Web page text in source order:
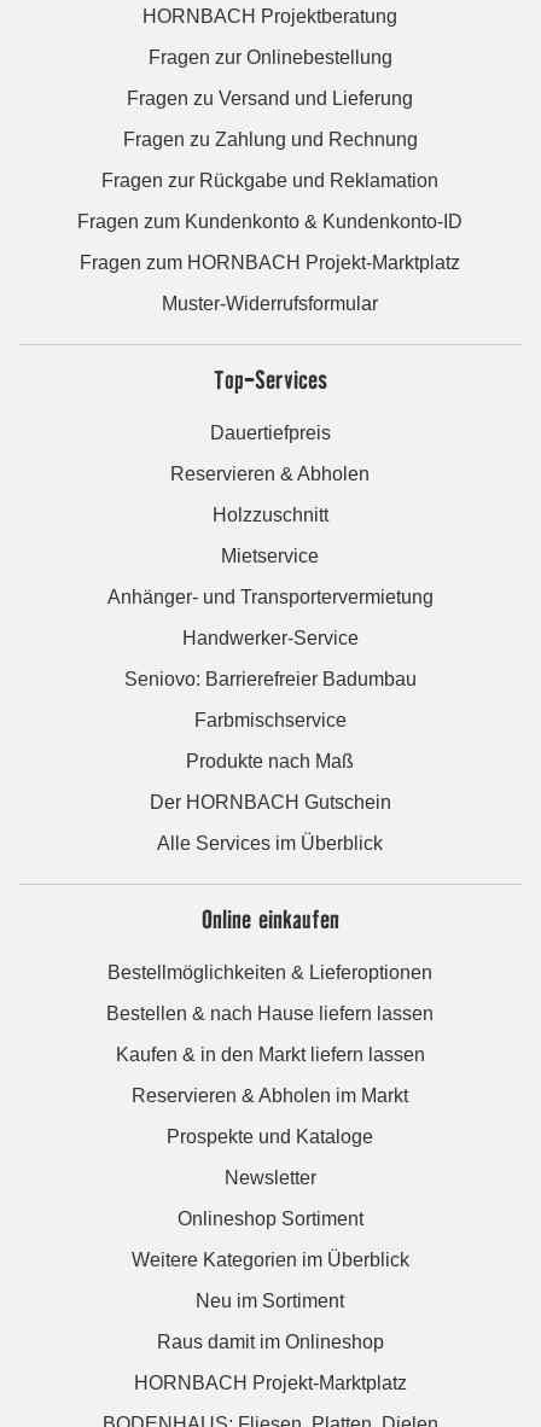
HORNBACH Projektberatung
Fragen zur Onlinebestellung
Fragen zu Versand und Lieferung
Fragen zu Zahlung und Rechnung
Fragen zur Rückgabe und Reklamation
Fragen zum Kundenkonto & Kundenkonto-ID
Fragen zum HORNBACH Projekt-Marktplatz
Muster-Widerrufsformular
Top-Services
Dauertiefpreis
Reservieren & Abholen
Holzzuschnitt
Mietservice
Anhänger- und Transportervermietung
Handwerker-Service
Seniovo: Barrierefreier Badumbau
Farbmischservice
Produkte nach Maß
Der HORNBACH Gutschein
Alle Services im Überblick
Online einkaufen
Bestellmöglichkeiten & Lieferoptionen
Bestellen & nach Hause liefern lassen
Kaufen & in den Markt liefern lassen
Reservieren & Abholen im Markt
Prospekte und Kataloge
Newsletter
Onlineshop Sortiment
Weitere Kategorien im Überblick
Neu im Sortiment
Raus damit im Onlineshop
HORNBACH Projekt-Marktplatz